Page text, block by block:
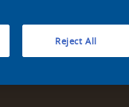
Reject All